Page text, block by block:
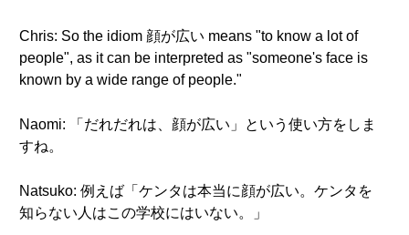
Chris: So the idiom 顔が広い means "to know a lot of
people", as it can be interpreted as "someone's face is
known by a wide range of people."
Naomi: 「だれだれは、顔が広い」という使い方をしま
すね。
Natsuko: 例えば「ケンタは本当に顔が広い。ケンタを
知らない人はこの学校にはいない。」